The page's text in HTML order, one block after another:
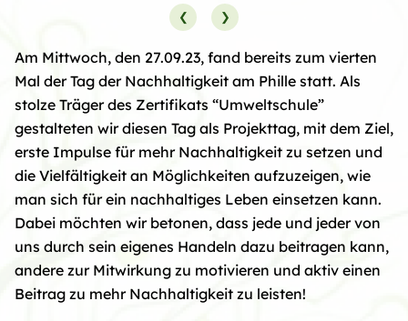
❮ ❯
Am Mittwoch, den 27.09.23, fand bereits zum vierten
Mal der Tag der Nachhaltigkeit am Phille statt. Als
stolze Träger des Zertifikats “Umweltschule”
gestalteten wir diesen Tag als Projekttag, mit dem Ziel,
erste Impulse für mehr Nachhaltigkeit zu setzen und
die Vielfältigkeit an Möglichkeiten aufzuzeigen, wie
man sich für ein nachhaltiges Leben einsetzen kann.
Dabei möchten wir betonen, dass jede und jeder von
uns durch sein eigenes Handeln dazu beitragen kann,
andere zur Mitwirkung zu motivieren und aktiv einen
Beitrag zu mehr Nachhaltigkeit zu leisten!